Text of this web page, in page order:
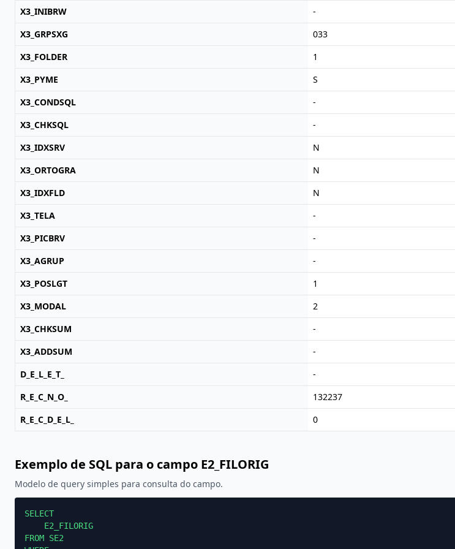
X3_INIBRW
-
X3_GRPSXG
033
X3_FOLDER
1
X3_PYME
S
X3_CONDSQL
-
X3_CHKSQL
-
X3_IDXSRV
N
X3_ORTOGRA
N
X3_IDXFLD
N
X3_TELA
-
X3_PICBRV
-
X3_AGRUP
-
X3_POSLGT
1
X3_MODAL
2
X3_CHKSUM
-
X3_ADDSUM
-
D_E_L_E_T_
-
R_E_C_N_O_
132237
R_E_C_D_E_L_
0
Exemplo de SQL para o campo E2_FILORIG
Modelo de query simples para consulta do campo.
SELECT
    E2_FILORIG
FROM SE2